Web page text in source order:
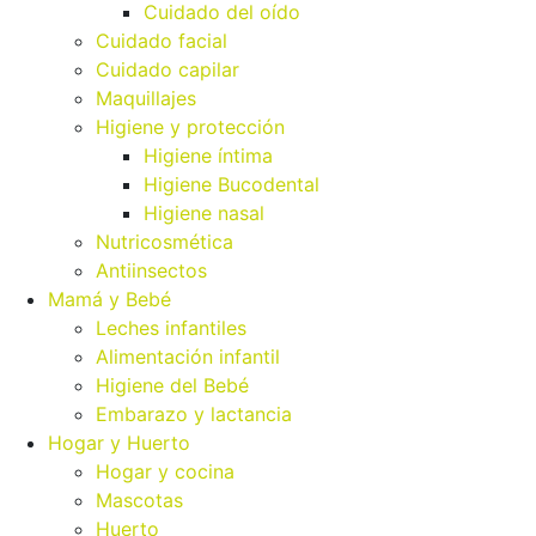
Cuidado del oído
Cuidado facial
Cuidado capilar
Maquillajes
Higiene y protección
Higiene íntima
Higiene Bucodental
Higiene nasal
Nutricosmética
Antiinsectos
Mamá y Bebé
Leches infantiles
Alimentación infantil
Higiene del Bebé
Embarazo y lactancia
Hogar y Huerto
Hogar y cocina
Mascotas
Huerto